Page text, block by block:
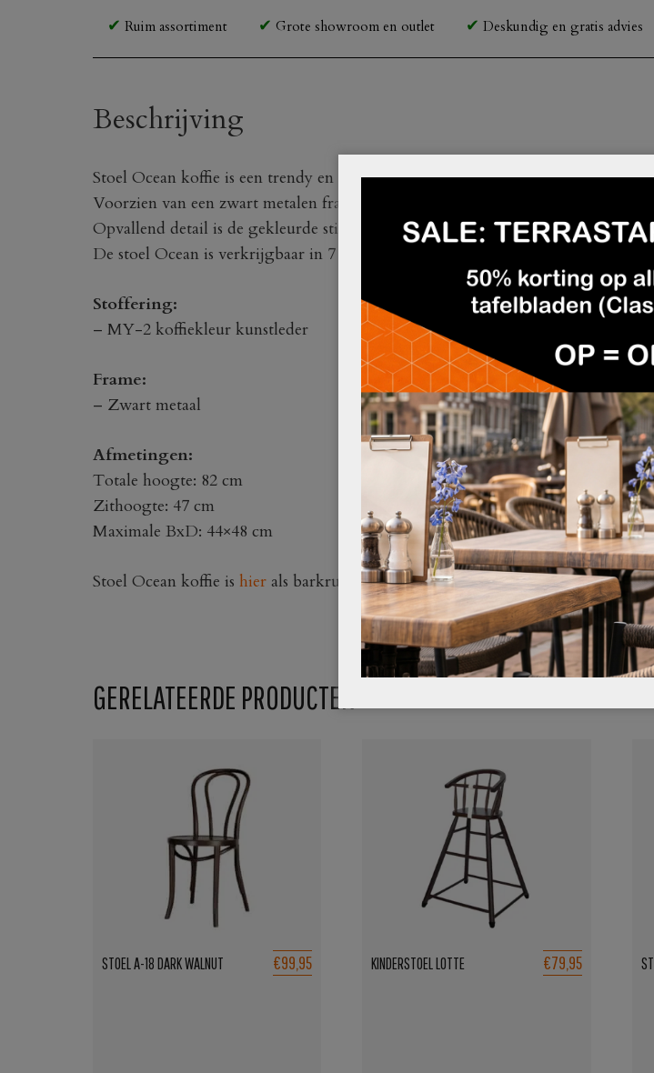
Ruim assortiment Grote showroom en outlet Deskundig en gratis advies
Beschrijving
Stoel Ocean koffie is een trendy en stoere stoel die niet zal misstaan in
Voorzien van een zwart metalen frame heeft deze stoel een zitting in koffie
Opvallend detail is de gekleurde stiknaad.
De stoel Ocean is verkrijgbaar in 7 kleuren.
Stoffering:
– MY-2 koffiekleur kunstleder
Frame:
– Zwart metaal
Afmetingen:
Totale hoogte: 82 cm
Zithoogte: 47 cm
Maximale BxD: 44×48 cm
Stoel Ocean koffie is hier als barkruk verkrijgbaar.
GERELATEERDE PRODUCTEN
STOEL A-18 DARK WALNUT €99,95 KINDERSTOEL LOTTE €79,95